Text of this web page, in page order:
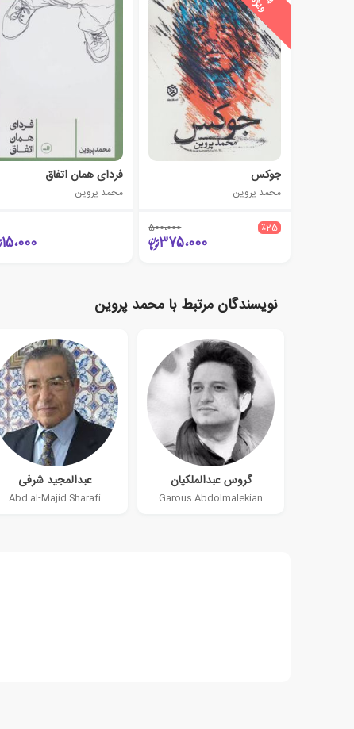
جوکس
محمد پروین
٪25 500،000
375،000
فردای همان اتفاق
محمد پروین
15،000
نویسندگان مرتبط با محمد پروین
گروس عبدالملکیان
Garous Abdolmalekian
عبدالمجید شرفی
Abd al-Majid Sharafi